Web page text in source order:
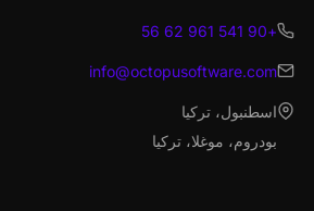
+90 541 961 62 56
info@octopusoftware.com
اسطنبول، تركيا
بودروم، موغلا، تركيا